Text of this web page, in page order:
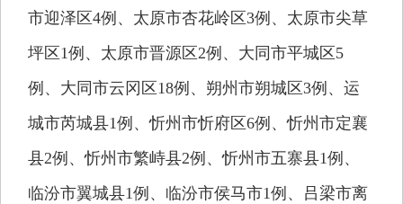
市迎泽区4例、太原市杏花岭区3例、太原市尖草
坪区1例、太原市晋源区2例、大同市平城区5
例、大同市云冈区18例、朔州市朔城区3例、运
城市芮城县1例、忻州市忻府区6例、忻州市定襄
县2例、忻州市繁峙县2例、忻州市五寨县1例、
临汾市翼城县1例、临汾市侯马市1例、吕梁市离